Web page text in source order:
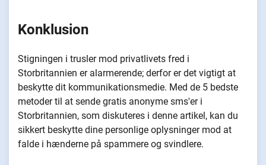
Konklusion
Stigningen i trusler mod privatlivets fred i
Storbritannien er alarmerende; derfor er det vigtigt at
beskytte dit kommunikationsmedie. Med de 5 bedste
metoder til at sende gratis anonyme sms'er i
Storbritannien, som diskuteres i denne artikel, kan du
sikkert beskytte dine personlige oplysninger mod at
falde i hænderne på spammere og svindlere.